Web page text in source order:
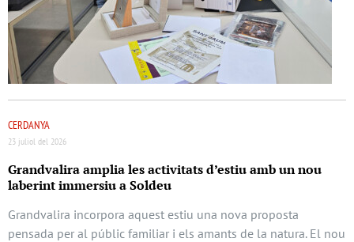
CERDANYA
23 juliol del 2026
Grandvalira amplia les activitats d’estiu amb un nou
laberint immersiu a Soldeu
Grandvalira incorpora aquest estiu una nova proposta
pensada per al públic familiar i els amants de la natura. El nou